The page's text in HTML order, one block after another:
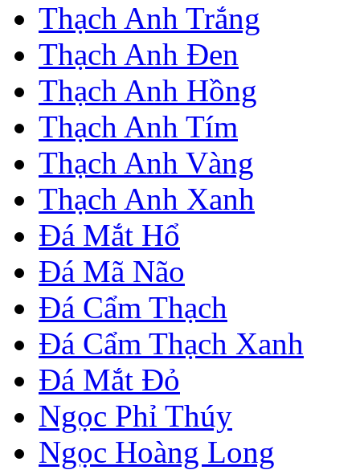
Thạch Anh Trắng
Thạch Anh Đen
Thạch Anh Hồng
Thạch Anh Tím
Thạch Anh Vàng
Thạch Anh Xanh
Đá Mắt Hổ
Đá Mã Não
Đá Cẩm Thạch
Đá Cẩm Thạch Xanh
Đá Mắt Đỏ
Ngọc Phỉ Thúy
Ngọc Hoàng Long